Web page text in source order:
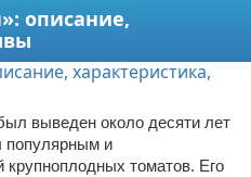
описание,
выведен около десяти лет
популярным и
томатов. Его